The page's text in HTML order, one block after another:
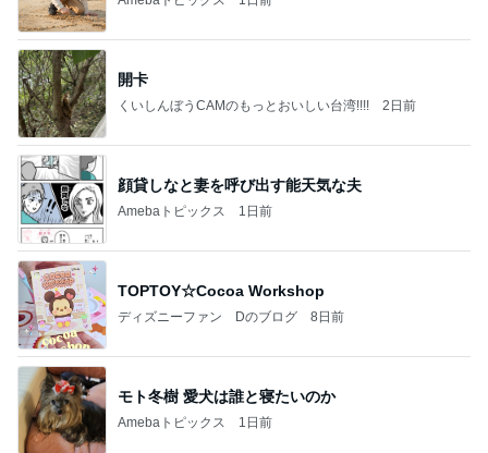
開卡
くいしんぼうCAMのもっとおいしい台湾!!!! 2日前
顔貸しなと妻を呼び出す能天気な夫
Amebaトピックス 1日前
TOPTOY☆Cocoa Workshop
ディズニーファン Dのブログ 8日前
モト冬樹 愛犬は誰と寝たいのか
Amebaトピックス 1日前